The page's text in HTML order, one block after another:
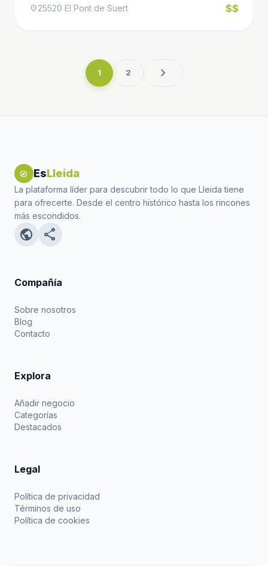
location_on25520 El Pont de Suert $$
1 2 chevron_right
explore EsLleida
La plataforma líder para descubrir todo lo que Lleida tiene
para ofrecerte. Desde el centro histórico hasta los rincones
más escondidos.
public share
Compañía
Sobre nosotros
Blog
Contacto
Explora
Añadir negocio
Categorías
Destacados
Legal
Política de privacidad
Términos de uso
Política de cookies